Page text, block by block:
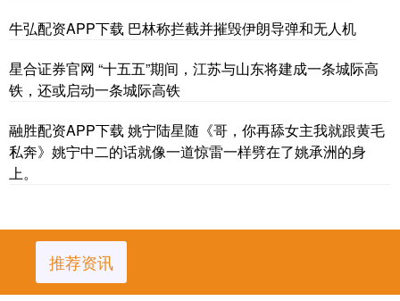
牛弘配资APP下载 巴林称拦截并摧毁伊朗导弹和无人机
星合证券官网 “十五五”期间，江苏与山东将建成一条城际高
铁，还或启动一条城际高铁
融胜配资APP下载 姚宁陆星随《哥，你再舔女主我就跟黄毛
私奔》姚宁中二的话就像一道惊雷一样劈在了姚承洲的身
上。
推荐资讯